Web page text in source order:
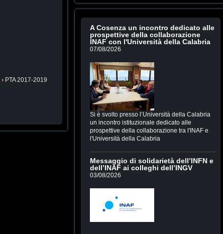
› PTA 2017-2019
A Cosenza un incontro dedicato alle
prospettive della collaborazione
INAF con l'Università della Calabria
07/08/2026
Si è svolto presso l’Università della Calabria
un incontro istituzionale dedicato alle
prospettive della collaborazione tra l'INAF e
l'Università della Calabria
Messaggio di solidarietà dell’INFN e
dell’INAF ai colleghi dell’INGV
03/08/2026